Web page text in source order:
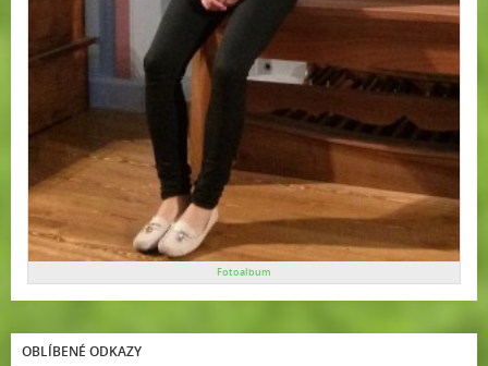
Fotoalbum
OBLÍBENÉ ODKAZY